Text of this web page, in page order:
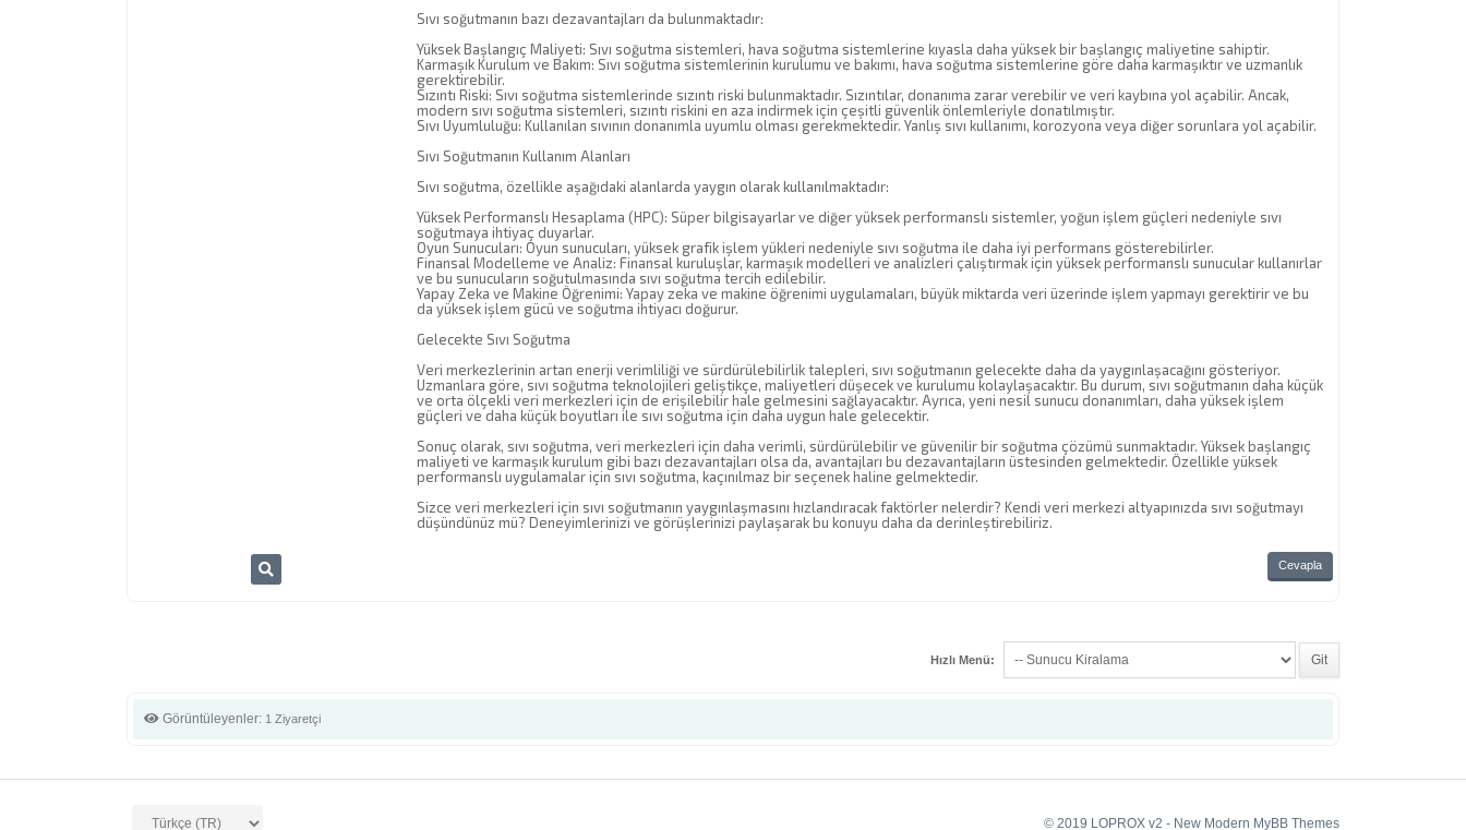
Sıvı soğutmanın bazı dezavantajları da bulunmaktadır:
Yüksek Başlangıç Maliyeti: Sıvı soğutma sistemleri, hava soğutma sistemlerine kıyasla daha yüksek bir başlangıç maliyetine sahiptir.
Karmaşık Kurulum ve Bakım: Sıvı soğutma sistemlerinin kurulumu ve bakımı, hava soğutma sistemlerine göre daha karmaşıktır ve uzmanlık
gerektirebilir.
Sızıntı Riski: Sıvı soğutma sistemlerinde sızıntı riski bulunmaktadır. Sızıntılar, donanıma zarar verebilir ve veri kaybına yol açabilir. Ancak,
modern sıvı soğutma sistemleri, sızıntı riskini en aza indirmek için çeşitli güvenlik önlemleriyle donatılmıştır.
Sıvı Uyumluluğu: Kullanılan sıvının donanımla uyumlu olması gerekmektedir. Yanlış sıvı kullanımı, korozyona veya diğer sorunlara yol açabilir.
Sıvı Soğutmanın Kullanım Alanları
Sıvı soğutma, özellikle aşağıdaki alanlarda yaygın olarak kullanılmaktadır:
Yüksek Performanslı Hesaplama (HPC): Süper bilgisayarlar ve diğer yüksek performanslı sistemler, yoğun işlem güçleri nedeniyle sıvı
soğutmaya ihtiyaç duyarlar.
Oyun Sunucuları: Oyun sunucuları, yüksek grafik işlem yükleri nedeniyle sıvı soğutma ile daha iyi performans gösterebilirler.
Finansal Modelleme ve Analiz: Finansal kuruluşlar, karmaşık modelleri ve analizleri çalıştırmak için yüksek performanslı sunucular kullanırlar
ve bu sunucuların soğutulmasında sıvı soğutma tercih edilebilir.
Yapay Zeka ve Makine Öğrenimi: Yapay zeka ve makine öğrenimi uygulamaları, büyük miktarda veri üzerinde işlem yapmayı gerektirir ve bu
da yüksek işlem gücü ve soğutma ihtiyacı doğurur.
Gelecekte Sıvı Soğutma
Veri merkezlerinin artan enerji verimliliği ve sürdürülebilirlik talepleri, sıvı soğutmanın gelecekte daha da yaygınlaşacağını gösteriyor.
Uzmanlara göre, sıvı soğutma teknolojileri geliştikçe, maliyetleri düşecek ve kurulumu kolaylaşacaktır. Bu durum, sıvı soğutmanın daha küçük
ve orta ölçekli veri merkezleri için de erişilebilir hale gelmesini sağlayacaktır. Ayrıca, yeni nesil sunucu donanımları, daha yüksek işlem
güçleri ve daha küçük boyutları ile sıvı soğutma için daha uygun hale gelecektir.
Sonuç olarak, sıvı soğutma, veri merkezleri için daha verimli, sürdürülebilir ve güvenilir bir soğutma çözümü sunmaktadır. Yüksek başlangıç
maliyeti ve karmaşık kurulum gibi bazı dezavantajları olsa da, avantajları bu dezavantajların üstesinden gelmektedir. Özellikle yüksek
performanslı uygulamalar için sıvı soğutma, kaçınılmaz bir seçenek haline gelmektedir.
Sizce veri merkezleri için sıvı soğutmanın yaygınlaşmasını hızlandıracak faktörler nelerdir? Kendi veri merkezi altyapınızda sıvı soğutmayı
düşündünüz mü? Deneyimlerinizi ve görüşlerinizi paylaşarak bu konuyu daha da derinleştirebiliriz.
Cevapla
Hızlı Menü:
Görüntüleyenler: 1 Ziyaretçi
© 2019 LOPROX v2 - New Modern MyBB Themes